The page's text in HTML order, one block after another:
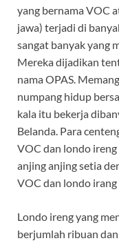
yang bernama VOC
jawa) terjadi di
sangat banyak yang
Mereka dijadikan
nama OPAS.
numpang hidup
kala itu bekerja
Belanda. Para
VOC dan londo
anjing anjing setia
VOC dan londo
Londo ireng yang
berjumlah ribuan